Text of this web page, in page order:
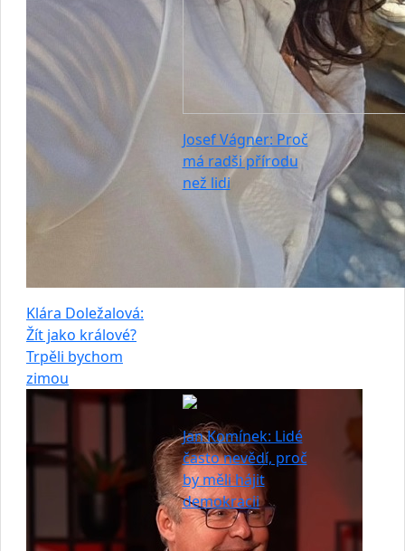
Klára Doležalová:
Žít jako králové?
Trpěli bychom
zimou
Josef Vágner: Proč
má radši přírodu
než lidi
Jan Komínek: Lidé
často nevědí, proč
by měli hájit
demokracii